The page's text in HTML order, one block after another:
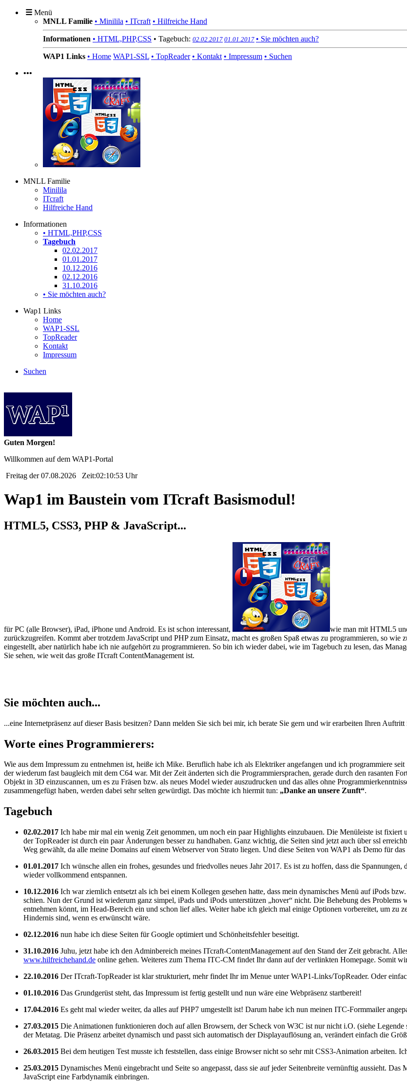
☰ Menü
MNLL Familie • Minilila • ITcraft • Hilfreiche Hand
Informationen • HTML,PHP,CSS • Tagebuch: 02.02.2017 01.01.2017 • Sie möchten auch?
WAP1 Links • Home WAP1-SSL • TopReader • Kontakt • Impressum • Suchen
•••
MNLL Familie
Minilila
ITcraft
Hilfreiche Hand
Informationen
• HTML,PHP,CSS
Tagebuch
02.02.2017
01.01.2017
10.12.2016
02.12.2016
31.10.2016
• Sie möchten auch?
Wap1 Links
Home
WAP1-SSL
TopReader
Kontakt
Impressum
Suchen
HTML5, CSS3, JavaScript, PHP, SQL usw.
auf PC(für alle Browser), iPad, iPhone und Android!
Freitag der 07.08.2026 Zeit:02:10:54 Uhr
Wap1 im Baustein vom ITcraft Basismodul!
HTML5, CSS3, PHP & JavaScript...
für PC (alle Browser), iPad, iPhone und Android. Es ist schon interessant,
wie man mit HTML5
zurückzugreifen. Kommt aber trotzdem JavaScript und PHP zum Einsatz, macht es großen Spaß etwas zu programmieren, so wie
eingestellt, aber natürlich habe ich nie aufgehört zu programmieren. So bin ich wieder dabei, wie im Tagebuch zu lesen, das
Sie sehen, wie weit das große ITcraft ContentManagement ist.
Sie möchten auch...
...eine Internetpräsenz auf dieser Basis besitzen? Dann melden Sie sich bei mir, ich berate Sie gern und wir erarbeiten Ihren
Worte eines Programmierers:
Wie aus dem Impressum zu entnehmen ist, heiße ich Mike. Beruflich habe ich als Elektriker angefangen und ich programmiere
der wiederum fast baugleich mit dem C64 war. Mit der Zeit änderten sich die Programmiersprachen, gerade durch den rasanten
Objekt in 3D einzuscannen, um es zu Fräsen bzw. als neues Model wieder auszudrucken und das alles ohne
zusammengefügt haben, werden dabei sehr selten gewürdigt. Das möchte ich hiermit tun: „Danke an unsere Zunft“.
Tagebuch
02.02.2017 Ich habe mir mal ein wenig Zeit genommen, um noch ein paar Highlights einzubauen. Die Menüleiste ist fixiert
der TopReader ist durch ein paar Änderungen besser zu handhaben. Ganz wichtig, die Seiten sind jetzt auch über ssl
Weg gewählt, da alle meine Domains auf einem Webserver von Strato liegen. Und diese Seiten von WAP1 als Demo für
01.01.2017 Ich wünsche allen ein frohes, gesundes und friedvolles neues Jahr 2017. Es ist zu hoffen, dass die
wieder vollkommend entspannen.
10.12.2016 Ich war ziemlich entsetzt als ich bei einem Kollegen gesehen hatte, dass mein dynamisches Menü auf iPods
schien. Nun der Grund ist wiederum ganz simpel, iPads und iPods unterstützen „hover“ nicht. Die Behebung des
entnehmen könnt, im Head-Bereich ein und schon lief alles. Weiter habe ich gleich mal einige Optionen vorbereitet, um zu
Hindernis sind, wenn es erwünscht wäre.
02.12.2016 nun habe ich diese Seiten für Google optimiert und Schönheitsfehler beseitigt.
31.10.2016 Juhu, jetzt habe ich den Adminbereich meines ITcraft-ContentManagement auf den Stand der Zeit gebracht.
www.hilfreichehand.de online gehen. Weiteres zum Thema ITC-CM findet Ihr dann auf der verlinkten Homepage. Somit
22.10.2016 Der ITcraft-TopReader ist klar strukturiert, mehr findet Ihr im Menue unter WAP1-Links/TopReader. Oder
01.10.2016 Das Grundgerüst steht, das Impressum ist fertig gestellt und nun wäre eine Webpräsenz startbereit!
17.04.2016 Es geht mal wieder weiter, da alles auf PHP7 umgestellt ist! Darum habe ich nun meinen ITC-Formmailer
27.03.2015 Die Animationen funktionieren doch auf allen Browsern, der Scheck von W3C ist nur nicht i.O. (siehe
der Metatag. Die Präsenz arbeitet dynamisch und passt sich automatisch der Displayauflösung an, verändert einfach die
26.03.2015 Bei dem heutigen Test musste ich feststellen, dass einige Browser nicht so sehr mit CSS3-Animation arbeiten.
25.03.2015 Dynamisches Menü eingebracht und Seite so angepasst, dass sie auf jeder Seitenbreite vernünftig aussieht.
JavaScript eine Farbdynamik einbringen.